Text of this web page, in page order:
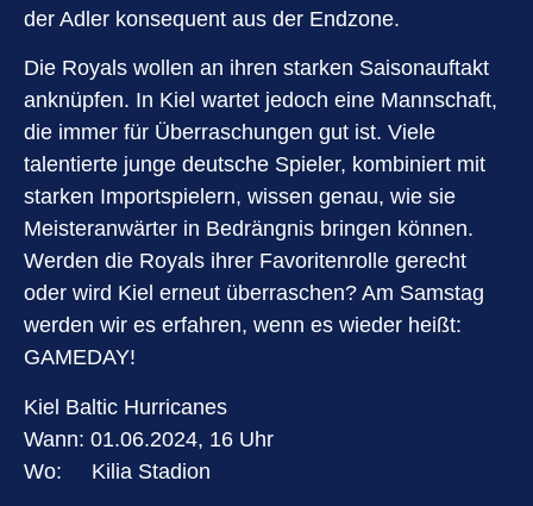
der Adler konsequent aus der Endzone.
Die Royals wollen an ihren starken Saisonauftakt
anknüpfen. In Kiel wartet jedoch eine Mannschaft,
die immer für Überraschungen gut ist. Viele
talentierte junge deutsche Spieler, kombiniert mit
starken Importspielern, wissen genau, wie sie
Meisteranwärter in Bedrängnis bringen können.
Werden die Royals ihrer Favoritenrolle gerecht
oder wird Kiel erneut überraschen? Am Samstag
werden wir es erfahren, wenn es wieder heißt:
GAMEDAY!
Kiel Baltic Hurricanes
Wann: 01.06.2024, 16 Uhr
Wo: Kilia Stadion